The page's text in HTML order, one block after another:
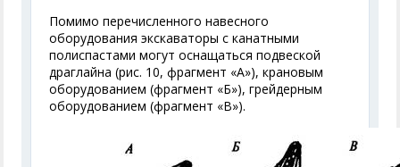
Помимо перечисленного навесного
оборудования экскаваторы с канатными
полиспастами могут оснащаться подвеской
драглайна (рис. 10, фрагмент «А»), крановым
оборудованием (фрагмент «Б»), грейдерным
оборудованием (фрагмент «В»).